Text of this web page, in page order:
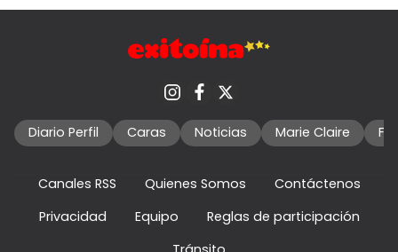
Diario Perfil Caras Noticias Marie Claire
Canales RSS Quienes Somos
Contáctenos
Privacidad
Equipo
Reglas de participación